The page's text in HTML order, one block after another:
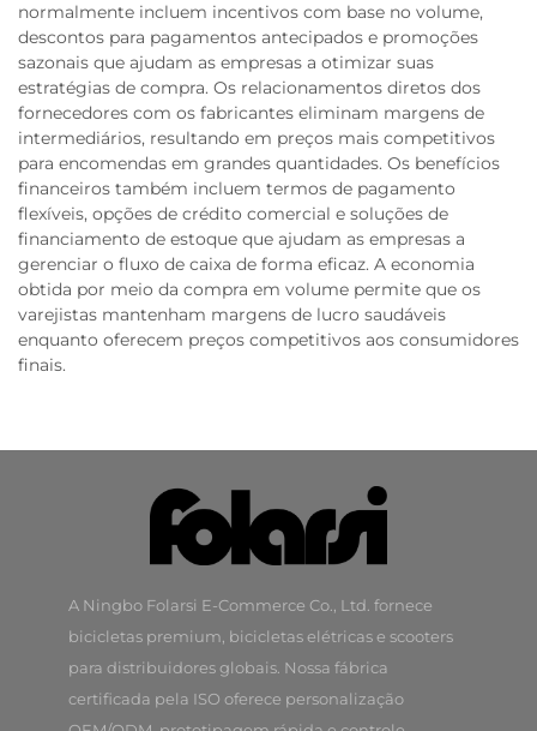
normalmente incluem incentivos com base no volume,
descontos para pagamentos antecipados e promoções
sazonais que ajudam as empresas a otimizar suas
estratégias de compra. Os relacionamentos diretos dos
fornecedores com os fabricantes eliminam margens de
intermediários, resultando em preços mais competitivos
para encomendas em grandes quantidades. Os benefícios
financeiros também incluem termos de pagamento
flexíveis, opções de crédito comercial e soluções de
financiamento de estoque que ajudam as empresas a
gerenciar o fluxo de caixa de forma eficaz. A economia
obtida por meio da compra em volume permite que os
varejistas mantenham margens de lucro saudáveis
enquanto oferecem preços competitivos aos consumidores
finais.
A Ningbo Folarsi E-Commerce Co., Ltd. fornece
bicicletas premium, bicicletas elétricas e scooters
para distribuidores globais. Nossa fábrica
certificada pela ISO oferece personalização